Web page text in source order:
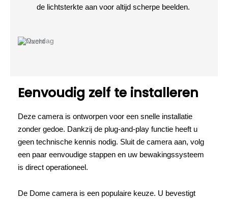
de lichtsterkte aan voor altijd scherpe beelden.
Eenvoudig zelf te installeren
Deze camera is ontworpen voor een snelle installatie
zonder gedoe. Dankzij de plug-and-play functie heeft u
geen technische kennis nodig. Sluit de camera aan, volg
een paar eenvoudige stappen en uw bewakingssysteem
is direct operationeel.
De Dome camera is een populaire keuze. U bevestigt